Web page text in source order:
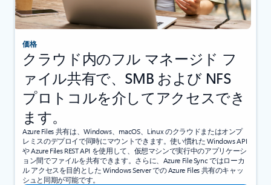
価格
クラウド内のフル マネージド フ
ァイル共有で、SMB および NFS
プロトコルを介してアクセスでき
ます。
Azure Files 共有は、Windows、macOS、Linux のクラウドまたはオンプ
レミスのデプロイで同時にマウントできます。使い慣れた Windows API
や Azure Files REST API を使用して、仮想マシンで実行中のアプリケーシ
ョン間でファイルを共有できます。さらに、Azure File Sync ではローカ
ル アクセスを目的とした Windows Server での Azure Files 共有のキャッ
シュと同期が可能です。